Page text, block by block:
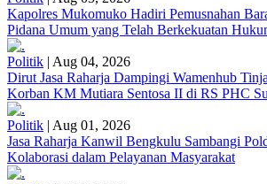
Kapolres Mukomuko Hadiri Pemusnahan
Pidana Umum yang Telah Berkekuatan
Politik | Aug 04, 2026
Dirut Jasa Raharja Dampingi Wamenhub
Korban KM Mutiara Sentosa II di RS PHC
Politik | Aug 01, 2026
Jasa Raharja Kanwil Bengkulu Sambangi
Kolaborasi dalam Pelayanan Masyarakat